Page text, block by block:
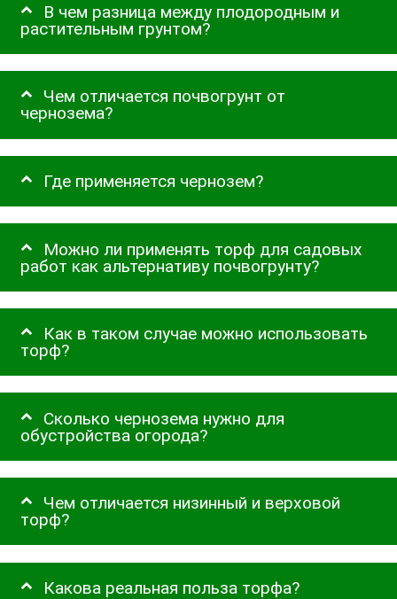
В чем разница между плодородным и
растительным грунтом?
Чем отличается почвогрунт от
чернозема?
Где применяется чернозем?
Можно ли применять торф для садовых
работ как альтернативу почвогрунту?
Как в таком случае можно использовать
торф?
Сколько чернозема нужно для
обустройства огорода?
Чем отличается низинный и верховой
торф?
Какова реальная польза торфа?